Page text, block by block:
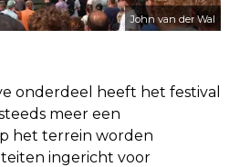
John van der Wal
onderdeel heeft het festival
meer een
het terrein worden
ingericht voor